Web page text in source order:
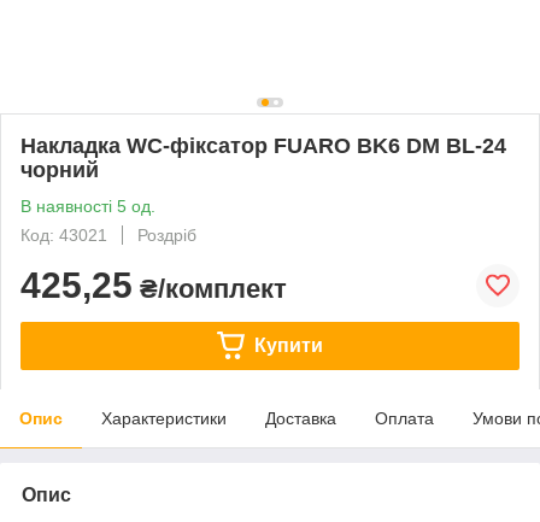
Накладка WC-фіксатор FUARO BK6 DM BL-24
чорний
В наявності 5 од.
Код: 43021
Роздріб
425,25 ₴/комплект
Купити
Опис Характеристики Доставка Оплата Умови
Опис